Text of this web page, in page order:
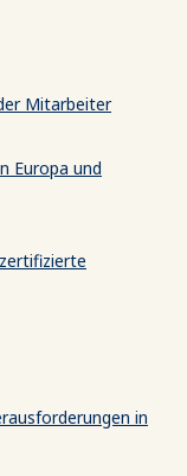
Mitarbeiter
Europa und
in